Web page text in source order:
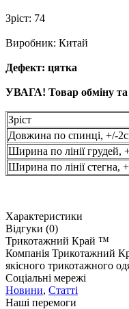
Зріст: 74
Виробник: Китай
Дефект: цятка
УВАГА! Товар обміну та
Зріст
Довжина по спинці, +/-
Ширина по лінії грудей,
Ширина по лінії стегна,
Характеристики
Відгуки (0)
Трикотажний Край ™
Компанія Трикотажний
якісного трикотажного
Соціальні мережі
Новини, Статті
Наші перемоги